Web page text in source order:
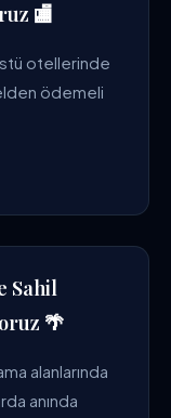
🏬
otellerinde
ödemeli
Sahil
🌴
alanlarında
anında